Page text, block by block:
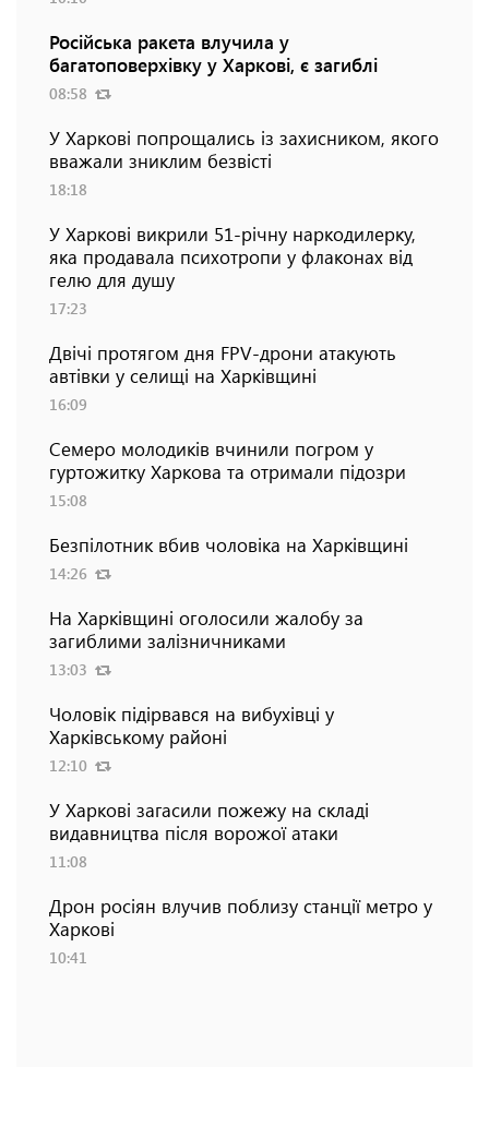
Російська ракета влучила у
багатоповерхівку у Харкові, є загиблі
08:58
У Харкові попрощались із захисником, якого
вважали зниклим безвісті
18:18
У Харкові викрили 51-річну наркодилерку,
яка продавала психотропи у флаконах від
гелю для душу
17:23
Двічі протягом дня FPV-дрони атакують
автівки у селищі на Харківщині
16:09
Семеро молодиків вчинили погром у
гуртожитку Харкова та отримали підозри
15:08
Безпілотник вбив чоловіка на Харківщині
14:26
На Харківщині оголосили жалобу за
загиблими залізничниками
13:03
Чоловік підірвався на вибухівці у
Харківському районі
12:10
У Харкові загасили пожежу на складі
видавництва після ворожої атаки
11:08
Дрон росіян влучив поблизу станції метро у
Харкові
10:41